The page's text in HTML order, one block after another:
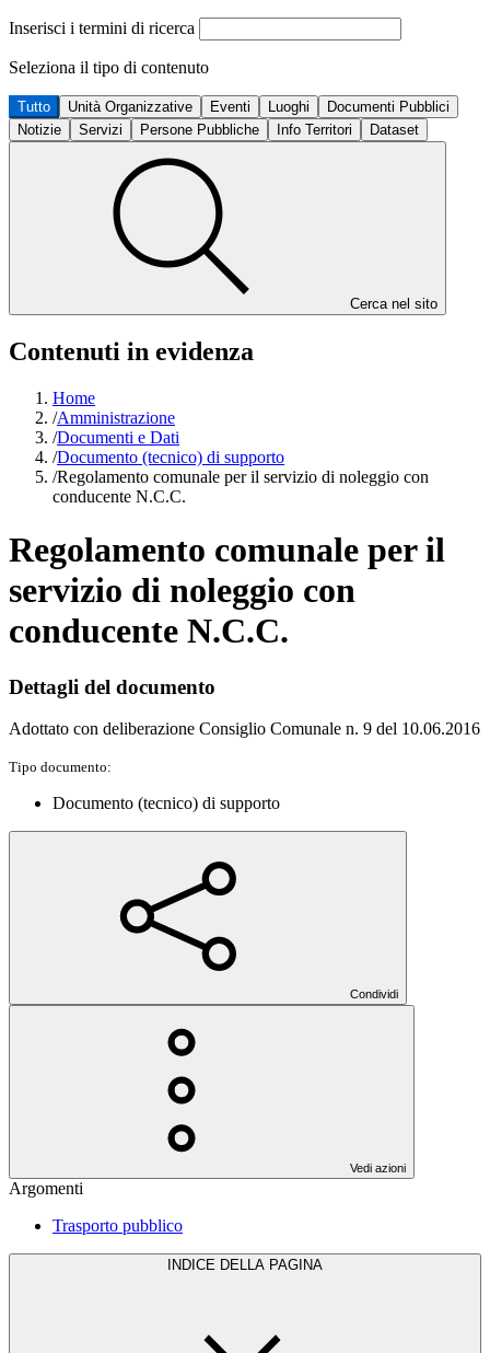
Inserisci i termini di ricerca
Seleziona il tipo di contenuto
Tutto Unità Organizzative Eventi Luoghi
Documenti Pubblici
Notizie
Servizi Persone Pubbliche Info Territori Dataset
Cerca nel sito
Contenuti in evidenza
Home
/Amministrazione
/Documenti e Dati
/Documento (tecnico) di supporto
/Regolamento comunale per il servizio di noleggio con
conducente N.C.C.
Regolamento comunale per il
servizio di noleggio con
conducente N.C.C.
Dettagli del documento
Adottato con deliberazione Consiglio Comunale n. 9 del 10.06.2016
Tipo documento:
Documento (tecnico) di supporto
Condividi
Vedi azioni
Argomenti
Trasporto pubblico
INDICE DELLA PAGINA